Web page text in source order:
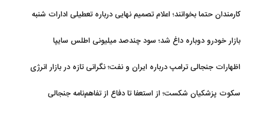
کارمندان حتما بخوانند؛ اعلام تصمیم نهایی درباره تعطیلی ادارات شنبه
بازار خودرو دوباره داغ شد؛ سود چندصد میلیونی اطلس سایپا
اظهارات جنجالی ترامپ درباره ایران و نفت؛ نگرانی تازه در بازار انرژی
سکوت پزشکیان شکست؛ از استعفا تا دفاع از تفاهم‌نامه جنجالی